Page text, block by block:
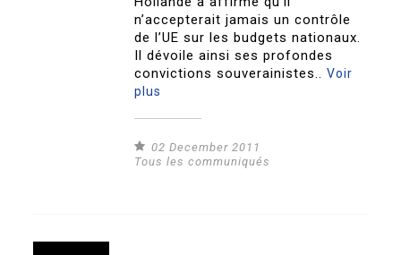
n’accepterait jamais un contrôle
de l’UE sur les budgets nationaux.
Il dévoile ainsi ses profondes
convictions souverainistes..Voir
plus
02 December 2011
Tous les communiqués